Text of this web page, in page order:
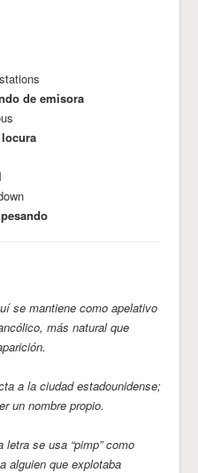
de emisora
se mantiene como apelativo
más natural que
a la ciudad estadounidense;
un nombre propio.
se usa “pimp” como
alguien que explotaba